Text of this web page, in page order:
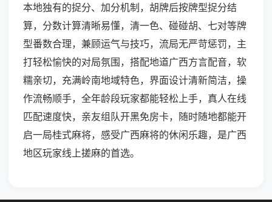
本地独有的捉分、加分机制，胡牌后按牌型捉分结
算，分数计算清晰易懂，清一色、碰碰胡、七对等牌
型番数合理，兼顾运气与技巧，流局无严苛惩罚，主
打轻松愉快的对局氛围，搭配地道广西方言配音，软
糯亲切，充满岭南地域特色，界面设计清新简洁，操
作流畅顺手，全年龄段玩家都能轻松上手，真人在线
匹配速度快，亲友组队开黑免房卡，随时随地都能开
启一局桂式麻将，感受广西麻将的休闲乐趣，是广西
地区玩家线上搓麻的首选。